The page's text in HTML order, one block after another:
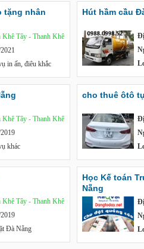
tặng nhân
Khê Tây - Thanh Khê
in ấn, điêu khắc
Hút hầm cầu
Khê Tây - Thanh Khê
khác
cho thuê ôtô
Khê Tây - Thanh Khê
Đà Nẵng
Học Kế toán
Nẵng